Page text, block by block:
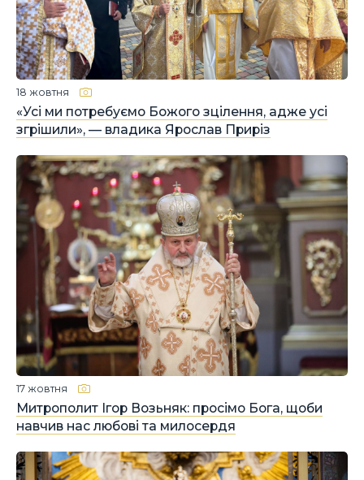
«Усі ми потребуємо Божого зцілення, адже усі
згрішили», — владика Ярослав Приріз
18 жовтня
Митрополит Ігор Возьняк: просімо Бога, щоби
навчив нас любові та милосердя
17 жовтня